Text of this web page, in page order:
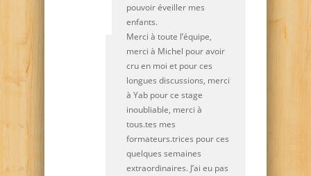
pouvoir éveiller mes
enfants.
Merci à toute l’équipe,
merci à Michel pour avoir
cru en moi et pour ces
longues discussions, merci
à Yab pour ce stage
inoubliable, merci à
tous.tes mes
formateurs.trices pour ces
quelques semaines
extraordinaires. J’ai eu pas